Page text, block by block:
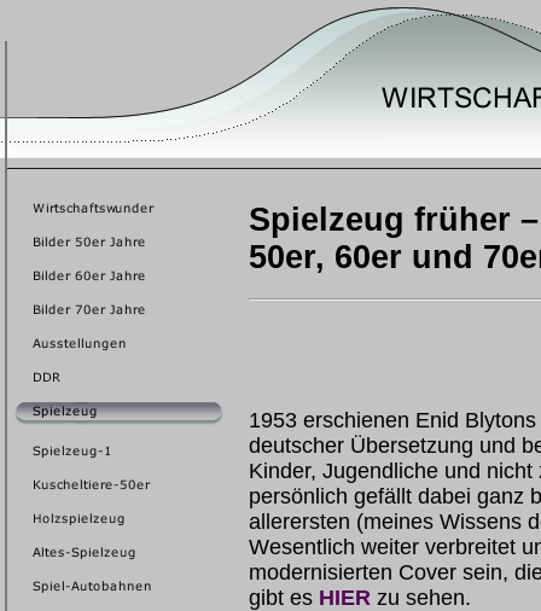
Spielzeug früher
50er, 60er und
1953 erschienen Enid
deutscher Übersetzung und
Kinder, Jugendliche und
persönlich gefällt dabei ganz
allerersten (meines Wissens
Wesentlich weiter verbreitet
modernisierten Cover sein,
gibt es HIER zu sehen.